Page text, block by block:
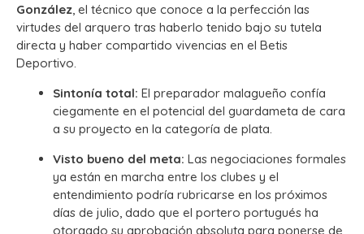
González , el técnico que conoce a la perfección las
virtudes del arquero tras haberlo tenido bajo su tutela
directa y haber compartido vivencias en el Betis
Deportivo.
Sintonía total: El preparador malagueño confía
ciegamente en el potencial del guardameta de cara
a su proyecto en la categoría de plata.
Visto bueno del meta: Las negociaciones formales
ya están en marcha entre los clubes y el
entendimiento podría rubricarse en los próximos
días de julio, dado que el portero portugués ha
otorgado su aprobación absoluta para ponerse de